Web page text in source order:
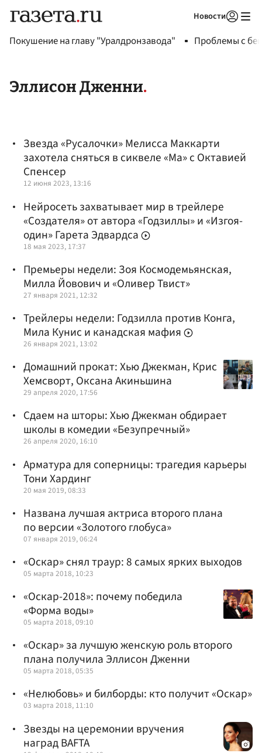
Новости
Покушение на главу "Уралдронзавода" Проблемы с
Эллисон Дженни
Звезда «Русалочки» Мелисса Маккарти
захотела сняться в сиквеле «Ма» с Октавией
Спенсер
12 июня 2023, 13:16
Нейросеть захватывает мир в трейлере
«Создателя» от автора «Годзиллы» и «Изгоя-
один» Гарета Эдвардса
18 мая 2023, 17:37
Премьеры недели: Зоя Космодемьянская,
Милла Йовович и «Оливер Твист»
27 января 2021, 12:32
Трейлеры недели: Годзилла против Конга,
Мила Кунис и канадская мафия
26 января 2021, 13:02
Домашний прокат: Хью Джекман, Крис
Хемсворт, Оксана Акиньшина
29 апреля 2020, 17:56
Сдаем на шторы: Хью Джекман обдирает
школы в комедии «Безупречный»
26 апреля 2020, 16:10
Арматура для соперницы: трагедия карьеры
Тони Хардинг
20 мая 2019, 08:33
Названа лучшая актриса второго плана
по версии «Золотого глобуса»
07 января 2019, 06:24
«Оскар» снял траур: 8 самых ярких выходов
05 марта 2018, 10:23
«Оскар-2018»: почему победила
«Форма воды»
05 марта 2018, 09:10
«Оскар» за лучшую женскую роль второго
плана получила Эллисон Дженни
05 марта 2018, 05:35
«Нелюбовь» и билборды: кто получит «Оскар»
03 марта 2018, 11:10
Звезды на церемонии вручения
наград BAFTA